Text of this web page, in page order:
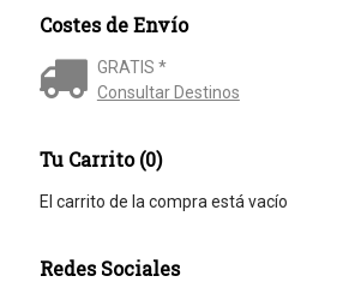
Costes de Envío
GRATIS *
Consultar Destinos
Tu Carrito (0)
El carrito de la compra está vacío
Redes Sociales